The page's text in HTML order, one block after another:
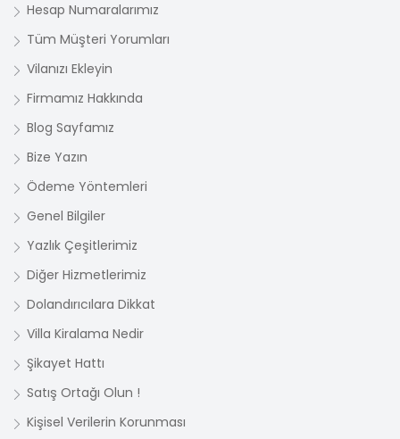
Hesap Numaralarımız
Tüm Müşteri Yorumları
Vilanızı Ekleyin
Firmamız Hakkında
Blog Sayfamız
Bize Yazın
Ödeme Yöntemleri
Genel Bilgiler
Yazlık Çeşitlerimiz
Diğer Hizmetlerimiz
Dolandırıcılara Dikkat
Villa Kiralama Nedir
Şikayet Hattı
Satış Ortağı Olun !
Kişisel Verilerin Korunması